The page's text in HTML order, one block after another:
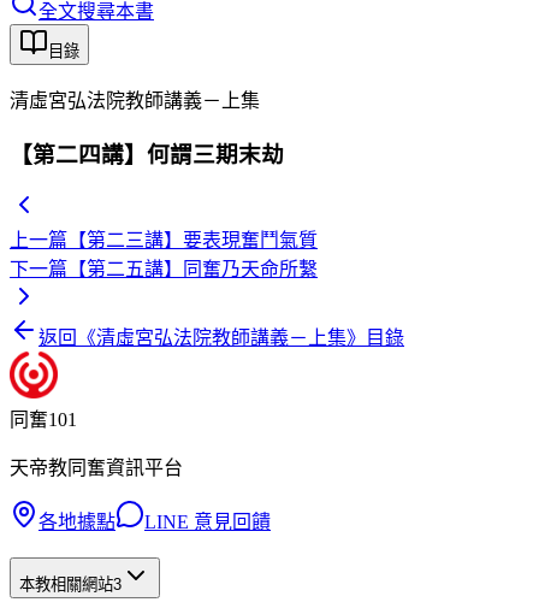
全文搜尋本書
目錄
清虛宮弘法院教師講義－上集
【第二四講】何謂三期末劫
上一篇 【第二三講】要表現奮鬥氣質
下一篇 【第二五講】同奮乃天命所繫
返回《清虛宮弘法院教師講義－上集》目錄
同奮101
天帝教同奮資訊平台
各地據點 LINE 意見回饋
本教相關網站3